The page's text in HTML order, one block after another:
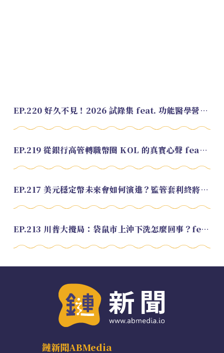
EP.220 好久不見！2026 試錄集 feat. 功能醫學營養師 美寶
EP.219 從銀行高管轉職幣圈 KOL 的真實心聲 feat.龜大
EP.217 美元穩定幣未來會如何演進？監管套利終將收斂？feat. 研究員 余哲安
EP.213 川普大攪局：袋鼠市上沖下洗怎麼回事？feat. Alvin
鏈新聞ABMedia